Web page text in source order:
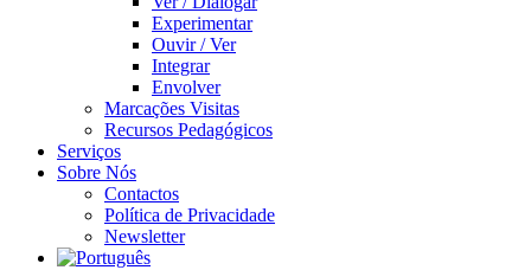
Experimentar
Ouvir / Ver
Integrar
Envolver
Marcações Visitas
Recursos Pedagógicos
Serviços
Sobre Nós
Contactos
Política de Privacidade
Newsletter